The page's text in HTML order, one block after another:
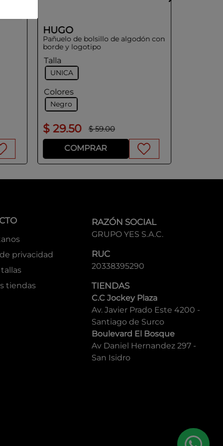
HUGO
Pañuelo de bolsillo de algodón con
borde y logotipo
Talla
UNICA
Colores
Negro
$ 29.50 $ 59.00
COMPRAR
privacidad
tiendas
RAZÓN SOCIAL
GRUPO YES S.A.C.
RUC
20338395290
TIENDAS
C.C Jockey Plaza
Av. Javier Prado Este 4200 -
Santiago de Surco
Boulevard El Bosque
Av Daniel Hernandez 297 -
San Isidro